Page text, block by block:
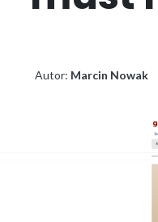
Autor: Marcin Nowak